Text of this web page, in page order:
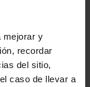
mejorar y
recordar
del sitio,
caso de llevar a
un